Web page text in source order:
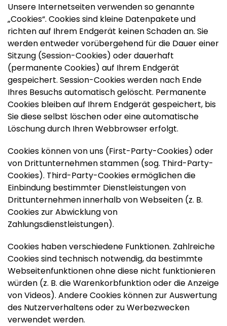
Unsere Internetseiten verwenden so genannte
„Cookies“. Cookies sind kleine Datenpakete und
richten auf Ihrem Endgerät keinen Schaden an. Sie
werden entweder vorübergehend für die Dauer einer
Sitzung (Session-Cookies) oder dauerhaft
(permanente Cookies) auf Ihrem Endgerät
gespeichert. Session-Cookies werden nach Ende
Ihres Besuchs automatisch gelöscht. Permanente
Cookies bleiben auf Ihrem Endgerät gespeichert, bis
Sie diese selbst löschen oder eine automatische
Löschung durch Ihren Webbrowser erfolgt.
Cookies können von uns (First-Party-Cookies) oder
von Drittunternehmen stammen (sog. Third-Party-
Cookies). Third-Party-Cookies ermöglichen die
Einbindung bestimmter Dienstleistungen von
Drittunternehmen innerhalb von Webseiten (z. B.
Cookies zur Abwicklung von
Zahlungsdienstleistungen).
Cookies haben verschiedene Funktionen. Zahlreiche
Cookies sind technisch notwendig, da bestimmte
Webseitenfunktionen ohne diese nicht funktionieren
würden (z. B. die Warenkorbfunktion oder die Anzeige
von Videos). Andere Cookies können zur Auswertung
des Nutzerverhaltens oder zu Werbezwecken
verwendet werden.